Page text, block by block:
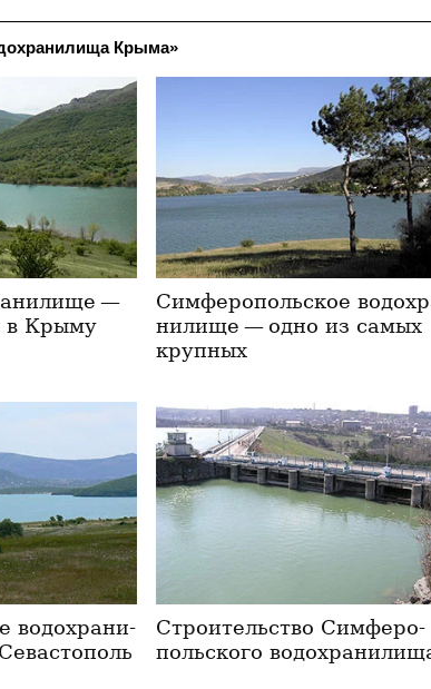
Крыма»
—
в Крыму
Симферопольское
ни­ли­ще — одно из самых
крупных
во­дох­ра­ни­
Строительство Сим­фе­ро­
польс­ко­го